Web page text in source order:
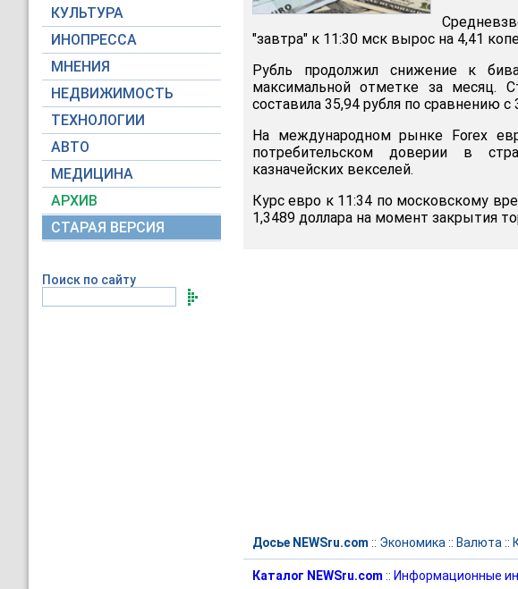
КУЛЬТУРА
ИНОПРЕССА
МНЕНИЯ
НЕДВИЖИМОСТЬ
ТЕХНОЛОГИИ
АВТО
МЕДИЦИНА
АРХИВ
СТАРАЯ ВЕРСИЯ
Поиск по сайту
"завтра" к 11:30 мск вырос на 4,41
Рубль продолжил снижение к
максимальной отметке за месяц.
составила 35,94 рубля по сравнению с
На международном рынке Forex
потребительском доверии в
казначейских векселей.
Курс евро к 11:34 по московскому
1,3489 доллара на момент закрытия
Досье NEWSru.com :: Экономика :: Валюта ::
Каталог NEWSru.com :: Информационные